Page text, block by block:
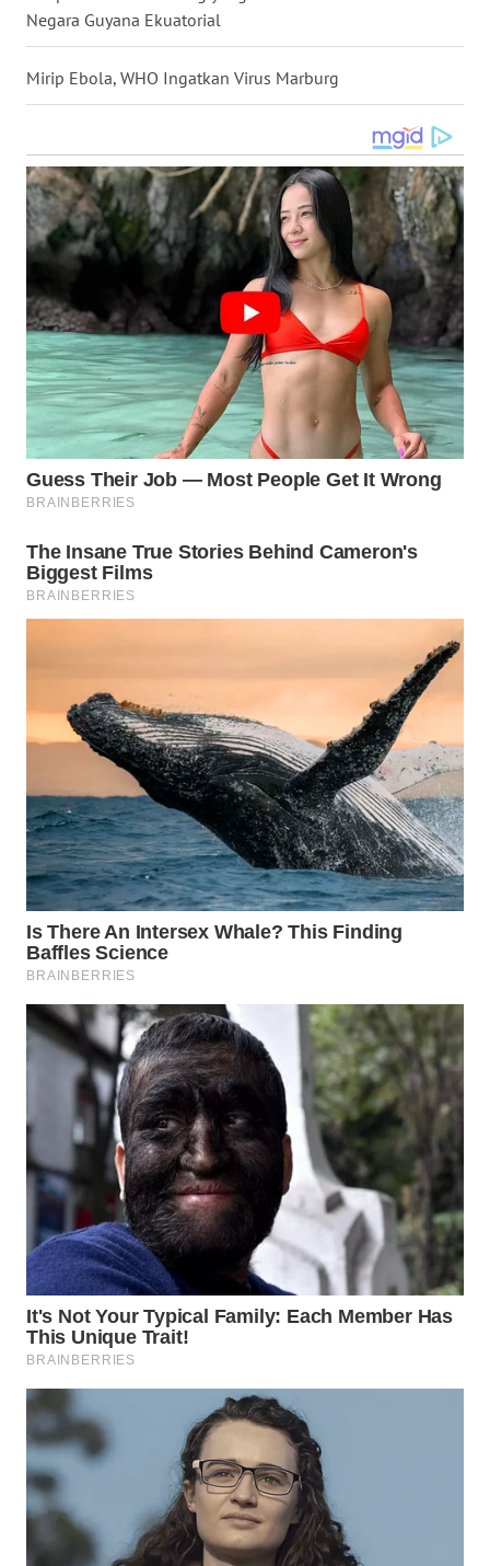
Negara Guyana Ekuatorial
Mirip Ebola, WHO Ingatkan Virus Marburg
WN
NUSANTARA
WN
WN
JATIM
BALI
WN
KALBAR
WN
KALTENG
WN
WN
KALSEL
KALTIM
WN
GORONTALO
SULUT
WN
MALUKU
WN
MALUT
WN
DAIRI
WN
DANAU
TOBA
WN
NIAS
WN
LANGKAT
WN
TAPANULI
SELATAN